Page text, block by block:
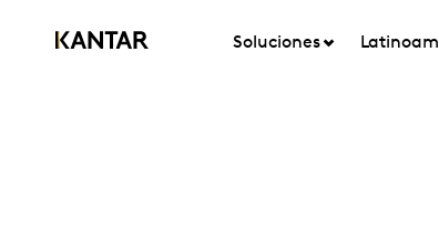
Soluciones